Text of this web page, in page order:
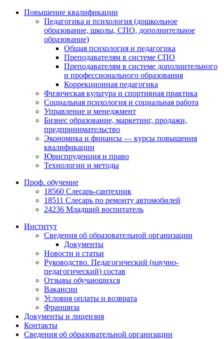
Повышение квалификации
Педагогика и психология (дошкольное
образование, школы, СПО, дополнительное
образование)
Общая психология и педагогика
Преподавателям в системе СПО
Преподавателям в системе дополнительного
и профессионального образования
Коррекционная педагогика
Физическая культура и спортивная практика
Социальная психология и социальная работа
Управление и менеджмент
Бизнес образование, маркетинг, продажи,
предпринимательство
Экономика и финансы — курсы повышения
квалификации
Юриспруденция и право
Технологии и методы
Проф. обучение
18560 Слесарь-сантехник
18511 Слесарь по ремонту автомобилей
24236 Младший воспитатель
Институт
Сведения об образовательной организации
Документы
Новости и статьи
Руководство. Педагогический (научно-
педагогический) состав
Отзывы обучающихся
Вакансии
Условия оплаты и возврата
Франшиза
Документы и лицензия
Контакты
Сведения об образовательной организации